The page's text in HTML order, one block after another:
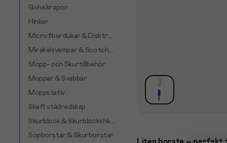
Golvskrapor
Hinkar
Microfiberdukar & Disktrasor
Mirakelsvampar & Scotch-Brite
Mopp- och Skurtillbehör
Moppar & Svabbar
Moppstativ
Skaft städredskap
Skurblock & Skurblockshållare
Sopborstar & Skurborstar